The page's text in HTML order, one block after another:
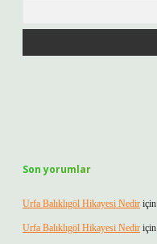
Son yorumlar
Urfa Balıklıgöl Hikayesi Nedir için
Urfa Balıklıgöl Hikayesi Nedir için